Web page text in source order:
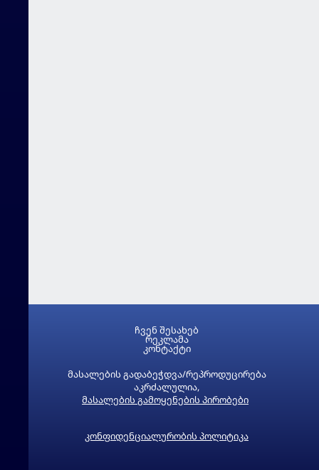
მასალების გადაბეჭდვა/რეპროდუცირება
აკრძალულია,
მასალების გამოყენების პირობები
კონფიდენციალურობის პოლიტიკა
ჩვენ შესახებ
რეკლამა
კონტაქტი